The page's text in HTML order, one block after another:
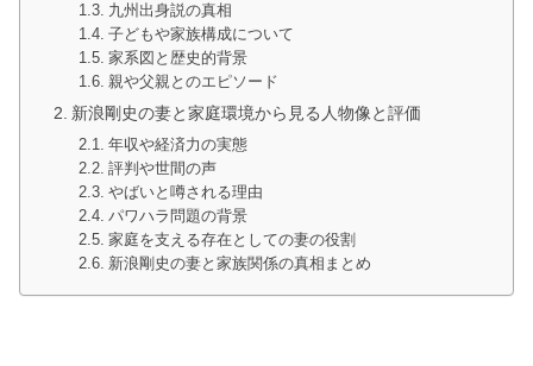
九州出身説の真相
子どもや家族構成について
家系図と歴史的背景
親や父親とのエピソード
新浪剛史の妻と家庭環境から見る人物像と評価
年収や経済力の実態
評判や世間の声
やばいと噂される理由
パワハラ問題の背景
家庭を支える存在としての妻の役割
新浪剛史の妻と家族関係の真相まとめ